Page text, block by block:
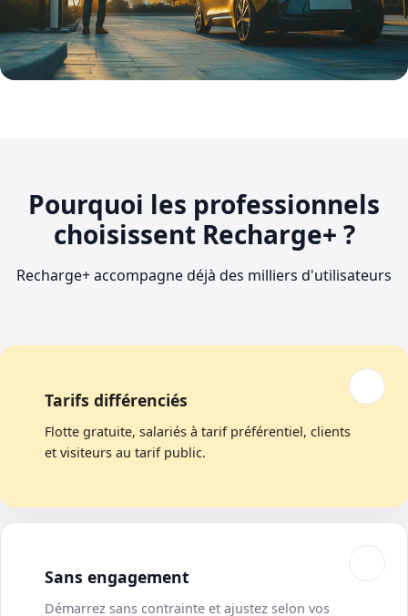
Pourquoi les professionnels
choisissent Recharge+ ?
Recharge+ accompagne déjà des milliers d'utilisateurs
Tarifs différenciés
Flotte gratuite, salariés à tarif préférentiel, clients
et visiteurs au tarif public.
Sans engagement
Démarrez sans contrainte et ajustez selon vos